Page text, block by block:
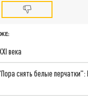
века
снять белые перчатки":